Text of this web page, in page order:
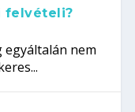
felvételi?
egyáltalán nem